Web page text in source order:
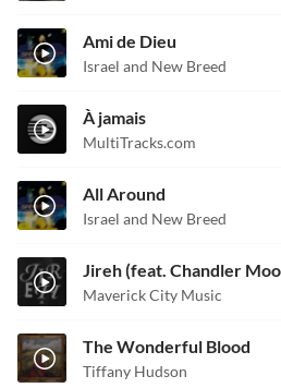
Ami de Dieu
Israel and New Breed
À jamais
MultiTracks.com
All Around
Israel and New Breed
Maverick City Music
The Wonderful Blood
Tiffany Hudson